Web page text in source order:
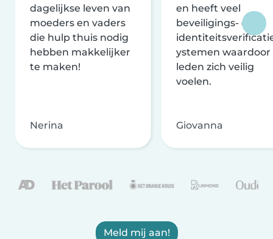
dagelijkse leven van
moeders en vaders
die hulp thuis nodig
hebben makkelijker
te maken!
Nerina
en heeft veel
beveiligings- en
ystemen waardoor
leden zich veilig
voelen.
Giovanna
Meld mij aan!